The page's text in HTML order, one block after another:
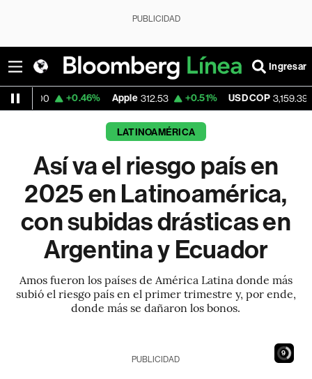
PUBLICIDAD
Ingresar
+0.46% Apple 312.53 +0.51% USD COP 3,159.39 -0.52%
LATINOAMÉRICA
Así va el riesgo país en
2025 en Latinoamérica,
con subidas drásticas en
Argentina y Ecuador
Amos fueron los países de América Latina donde más
subió el riesgo país en el primer trimestre y, por ende,
donde más se dañaron los bonos.
8
PUBLICIDAD